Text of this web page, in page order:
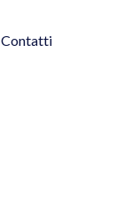
Contatti